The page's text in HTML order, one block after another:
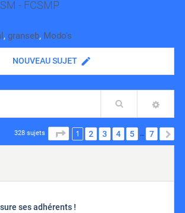
- FCSMP
, granseb, Modo's
NOUVEAU SUJET
Rechercher
328 sujets PAGE 1 SUR 7
1 2 3 4 5 … 7
ses adhérents !